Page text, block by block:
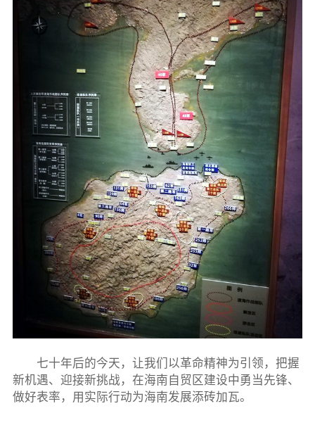
七十年后的今天，让我们以革命精神为引领，把握
新机遇、迎接新挑战，在海南自贸区建设中勇当先锋、
做好表率，用实际行动为海南发展添砖加瓦。